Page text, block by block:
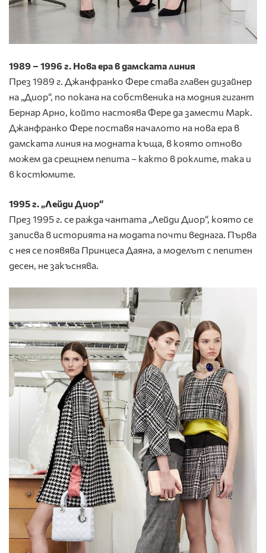
1989 – 1996 г. Нова ера в дамската линия
През 1989 г. Джанфранко Фере става главен дизайнер
на „Диор“, по покана на собственика на модния гигант
Бернар Арно, който настоява Фере да замести Марк.
Джанфранко Фере поставя началото на нова ера в
дамската линия на модната къща, в която отново
можем да срещнем пепита – както в роклите, така и
в костюмите.
1995 г. „Лейди Диор“
През 1995 г. се ражда чантата „Лейди Диор“, която се
записва в историята на модата почти веднага. Първа
с нея се появява Принцеса Даяна, а моделът с пепитен
десен, не закъснява.